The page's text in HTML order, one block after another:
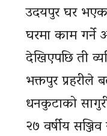
उदयपुर घर
घरमा काम गर्ने
देखिएपछि ती
भक्तपुर प्रहरीले
धनकुटाको
२७ वर्षीय